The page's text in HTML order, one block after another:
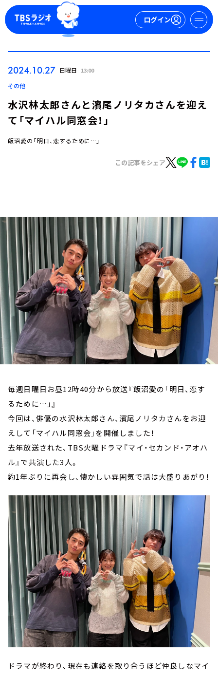
ログイン
お知らせ
イベント・グッズ
YouTube
会社情報
2024.10.27 日曜日 13:00
その他
水沢林太郎さんと濱尾ノリタカさんを迎え
て「マイハル同窓会！」
飯沼愛の「明日、恋するために…」
この記事をシェア
毎週日曜日お昼12時40分から放送『飯沼愛の「明日、恋す
るために…」』
今回は、俳優の水沢林太郎さん、濱尾ノリタカさんをお迎
えして「マイハル同窓会」を開催しました！
去年放送された、TBS火曜ドラマ『マイ・セカンド・アオハ
ル』で共演した3人。
約1年ぶりに再会し、懐かしい雰囲気で話は大盛りあがり！
ドラマが終わり、現在も連絡を取り合うほど仲良しなマイ